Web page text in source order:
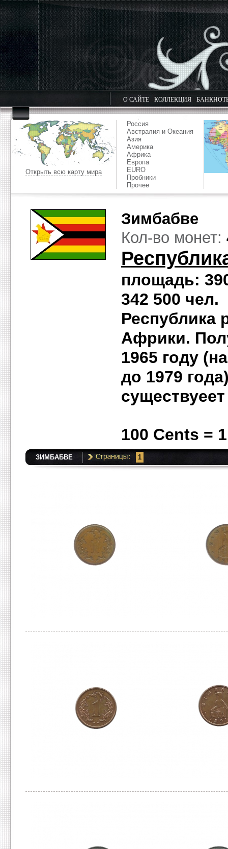
О САЙТЕ КОЛЛЕКЦИЯ
Открыть всю карту мира
Россия
Австралия и Океания
Азия
Америка
Африка
Европа
EURO
Пробники
Прочее
Зимбабве
Кол-во монет:
площадь:
342 500
Республика
Африки.
1965 году
до 1979
100 Cents =
ЗИМБАБВЕ 1